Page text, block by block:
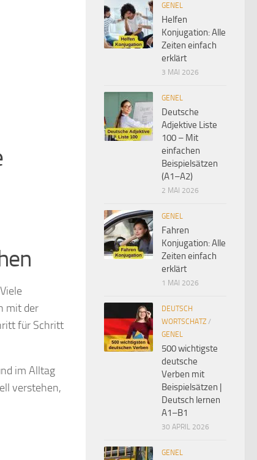
mit der
für Schritt
im Alltag
verstehen,
GENEL
Helfen
Konjugation: Alle
Zeiten einfach
erklärt
3 MAI 2026
GENEL
Deutsche
Adjektive Liste
100 – Mit
einfachen
Beispielsätzen
(A1–A2)
2 MAI 2026
GENEL
Fahren
Konjugation: Alle
Zeiten einfach
erklärt
1 MAI 2026
DEUTSCH
WORTSCHATZ /
GENEL
500 wichtigste
deutsche
Verben mit
Beispielsätzen |
Deutsch lernen
A1–B1
30 APRIL 2026
GENEL